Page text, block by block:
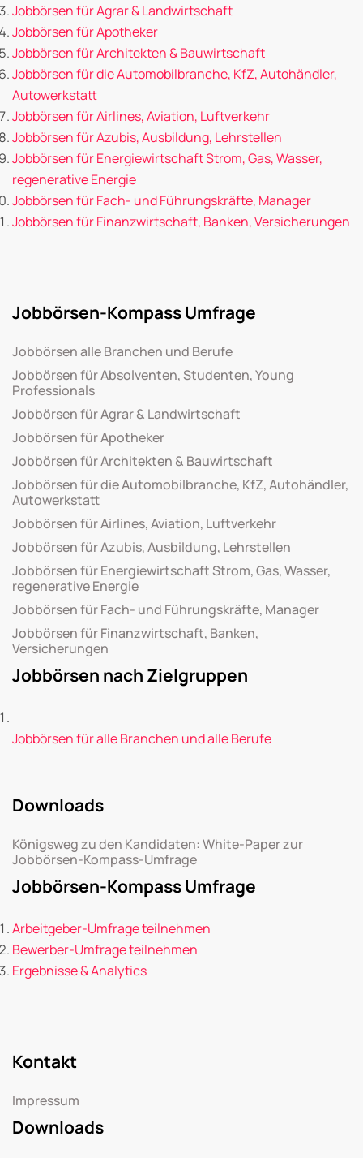
Jobbörsen für Agrar & Landwirtschaft
Jobbörsen für Apotheker
Jobbörsen für Architekten & Bauwirtschaft
Jobbörsen für die Automobilbranche, KfZ, Autohändler,
Autowerkstatt
Jobbörsen für Airlines, Aviation, Luftverkehr
Jobbörsen für Azubis, Ausbildung, Lehrstellen
Jobbörsen für Energiewirtschaft Strom, Gas, Wasser,
regenerative Energie
Jobbörsen für Fach- und Führungskräfte, Manager
Jobbörsen für Finanzwirtschaft, Banken, Versicherungen
Jobbörsen-Kompass Umfrage
Jobbörsen alle Branchen und Berufe
Jobbörsen für Absolventen, Studenten, Young
Professionals
Jobbörsen für Agrar & Landwirtschaft
Jobbörsen für Apotheker
Jobbörsen für Architekten & Bauwirtschaft
Jobbörsen für die Automobilbranche, KfZ, Autohändler,
Autowerkstatt
Jobbörsen für Airlines, Aviation, Luftverkehr
Jobbörsen für Azubis, Ausbildung, Lehrstellen
Jobbörsen für Energiewirtschaft Strom, Gas, Wasser,
regenerative Energie
Jobbörsen für Fach- und Führungskräfte, Manager
Jobbörsen für Finanzwirtschaft, Banken,
Versicherungen
Jobbörsen nach Zielgruppen
Jobbörsen für alle Branchen und alle Berufe
Downloads
Königsweg zu den Kandidaten: White-Paper zur
Jobbörsen-Kompass-Umfrage
Jobbörsen-Kompass Umfrage
Arbeitgeber-Umfrage teilnehmen
Bewerber-Umfrage teilnehmen
Ergebnisse & Analytics
Kontakt
Impressum
Downloads